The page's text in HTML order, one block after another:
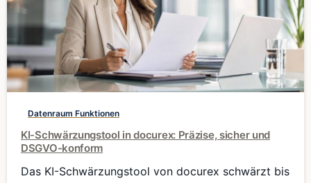
0
Datenraum Funktionen
KI-Schwärzungstool in docurex: Präzise, sicher und
DSGVO-konform
Das KI-Schwärzungstool von docurex schwärzt bis